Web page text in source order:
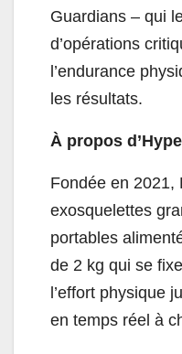
Guardians – qui
d’opérations
l’endurance
les résultats.
À propos
Fondée en 2021,
exosquelettes
portables
de 2 kg qui se
l’effort physique
en temps réel à